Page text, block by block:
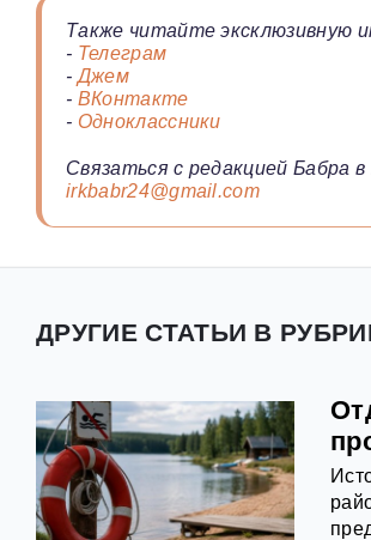
Также читайте эксклюзивную
- Телеграм
-Джем
- ВКонтакте
- Одноклассники
Связаться с редакцией Бабра
irkbabr24@gmail.com
ДРУГИЕ СТАТЬИ В